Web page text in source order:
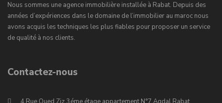
Nous sommes une agence immobilière installée à Rabat. Depuis des
années d’expériences dans le domaine de l’immobilier au maroc nous
avons acquis les techniques les plus fiables pour proposer un service
de qualité à nos clients.
Contactez-nous